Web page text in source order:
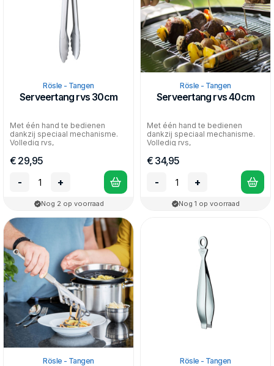
Rösle - Tangen
Serveertang rvs 30cm
Met één hand te bedienen
dankzij speciaal mechanisme.
Volledig rvs,
€ 29,95
-
+
Nog 2 op voorraad
Rösle - Tangen
Serveertang rvs 40cm
Met één hand te bedienen
dankzij speciaal mechanisme.
Volledig rvs,
€ 34,95
-
+
Nog 1 op voorraad
Rösle - Tangen Rösle - Tangen